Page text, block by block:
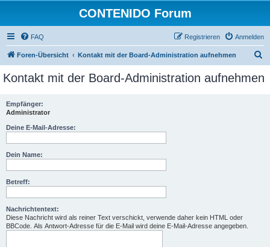
CONTENIDO Forum
FAQ Anmelden
Registrieren
Foren-Übersicht Kontakt mit der Board-Administration aufnehmen
c
Kontakt mit der Board-Administration aufnehmen
Empfänger:
Administrator
Deine E-Mail-Adresse:
Dein Name:
Betreff:
Nachrichtentext:
Diese Nachricht wird als reiner Text verschickt, verwende daher kein HTML oder
BBCode. Als Antwort-Adresse für die E-Mail wird deine E-Mail-Adresse angegeben.